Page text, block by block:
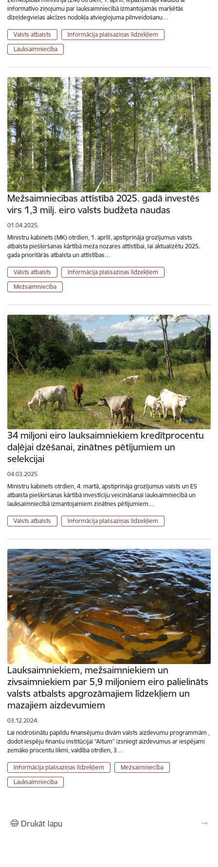
informatīvo ziņojumu par lauksaimniecībā izmantojamās marķētās
dīzeļdegvielas akcīzes nodokļa atvieglojuma pilnveidošanu…
Valsts atbalsts
Informācija plašsaziņas līdzekļiem
Lauksaimniecība
Mežsaimniecības attīstībā 2025. gadā investēs
virs 1,3 milj. eiro valsts budžeta naudas
01.04.2025.
Ministru kabinets (MK) otrdien, 1. aprīlī, apstiprināja grozījumus valsts
atbalsta piešķiršanas kārtībā meža nozares attīstībai, lai aktualizētu 2025.
gada prioritārās atbalsta un attīstības…
Valsts atbalsts
Informācija plašsaziņas līdzekļiem
Mežsaimniecība
34 miljoni eiro lauksaimniekiem kredītprocentu
daļējai dzēšanai, zinātnes pētījumiem un
selekcijai
04.03.2025.
Ministru kabinets otrdien, 4. martā, apstiprināja grozījumus valsts un ES
atbalsta piešķiršanas kārtībā investīciju veicināšanai lauksaimniecībā un
lauksaimniecībā izmantojamiem zinātnes pētījumiem…
Valsts atbalsts Informācija plašsaziņas līdzekļiem
Lauksaimniekiem, mežsaimniekiem un
zivsaimniekiem par 5,9 miljoniem eiro palielināts
valsts atbalsts apgrozāmajiem līdzekļiem un
mazajiem aizdevumiem
03.12.2024.
Lai nodrošinātu papildu finansējumu divām valsts aizdevumu programmām ,
dodot iespēju finanšu institūcijai “Altum” izsniegt aizdevumus ar iespējami
zemāko procentu likmi, valdība otrdien, 3…
Informācija plašsaziņas līdzekļiem
Mežsaimniecība
Lauksaimniecība
Drukāt lapu